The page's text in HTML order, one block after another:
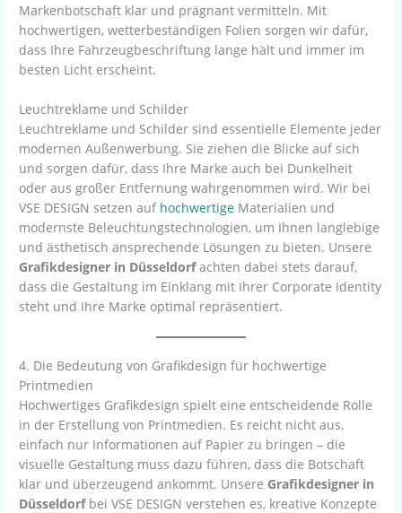
Markenbotschaft klar und prägnant vermitteln. Mit
hochwertigen, wetterbeständigen Folien sorgen wir dafür,
dass Ihre Fahrzeugbeschriftung lange hält und immer im
besten Licht erscheint.
Leuchtreklame und Schilder
Leuchtreklame und Schilder sind essentielle Elemente jeder
modernen Außenwerbung. Sie ziehen die Blicke auf sich
und sorgen dafür, dass Ihre Marke auch bei Dunkelheit
oder aus großer Entfernung wahrgenommen wird. Wir bei
VSE DESIGN setzen auf hochwertige Materialien und
modernste Beleuchtungstechnologien, um Ihnen langlebige
und ästhetisch ansprechende Lösungen zu bieten. Unsere
Grafikdesigner in Düsseldorfachten dabei stets darauf,
dass die Gestaltung im Einklang mit Ihrer Corporate Identity
steht und Ihre Marke optimal repräsentiert.
4. Die Bedeutung von Grafikdesign für hochwertige
Printmedien
Hochwertiges Grafikdesign spielt eine entscheidende Rolle
in der Erstellung von Printmedien. Es reicht nicht aus,
einfach nur Informationen auf Papier zu bringen – die
visuelle Gestaltung muss dazu führen, dass die Botschaft
klar und überzeugend ankommt. Unsere Grafikdesigner in
Düsseldorfbei VSE DESIGN verstehen es, kreative Konzepte